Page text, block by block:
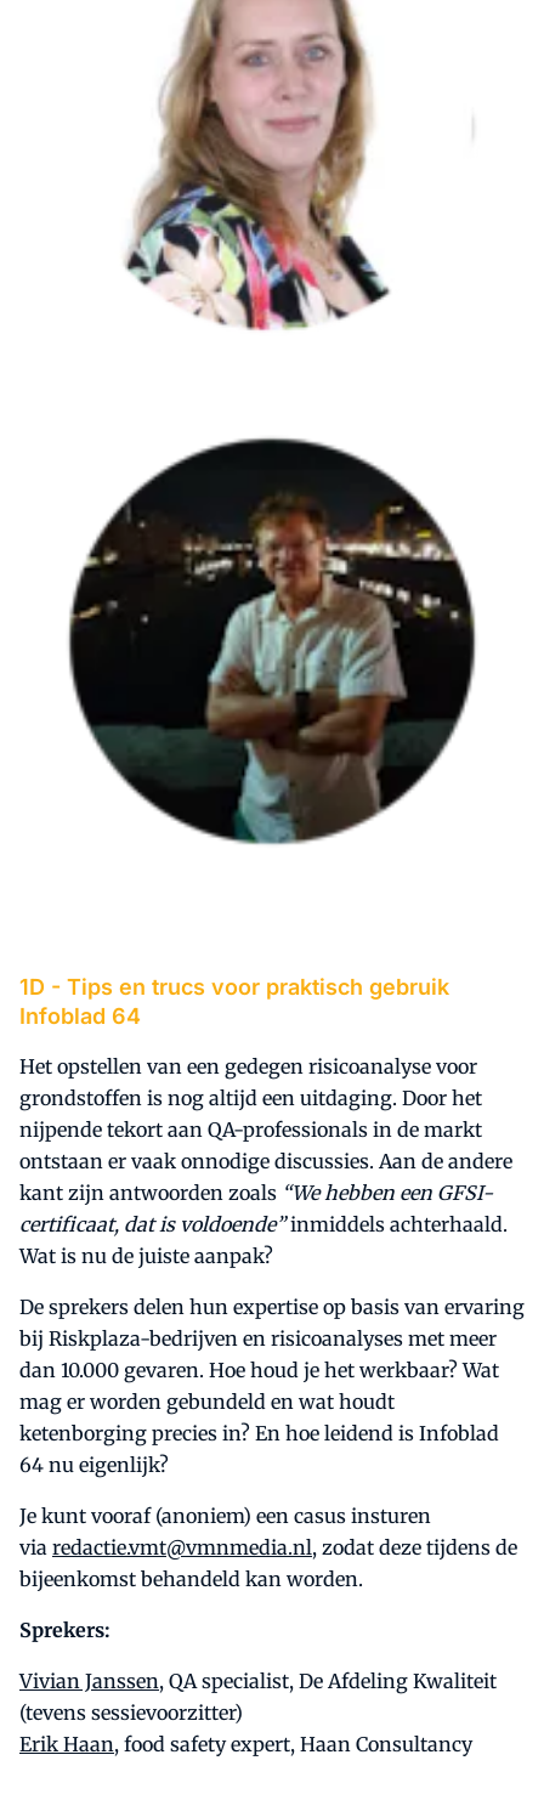
1D - Tips en trucs voor praktisch gebruik
Infoblad 64
Het opstellen van een gedegen risicoanalyse voor
grondstoffen is nog altijd een uitdaging. Door het
nijpende tekort aan QA-professionals in de markt
ontstaan er vaak onnodige discussies. Aan de andere
kant zijn antwoorden zoals “We hebben een GFSI-
certificaat, dat is voldoende”inmiddels achterhaald.
Wat is nu de juiste aanpak?
De sprekers delen hun expertise op basis van ervaring
bij Riskplaza-bedrijven en risicoanalyses met meer
dan 10.000 gevaren. Hoe houd je het werkbaar? Wat
mag er worden gebundeld en wat houdt
ketenborging precies in? En hoe leidend is Infoblad
64 nu eigenlijk?
Je kunt vooraf (anoniem) een casus insturen
via redactie.vmt@vmnmedia.nl, zodat deze tijdens de
bijeenkomst behandeld kan worden.
Sprekers:
Vivian Janssen, QA specialist, De Afdeling Kwaliteit
(tevens sessievoorzitter)
Erik Haan, food safety expert, Haan Consultancy